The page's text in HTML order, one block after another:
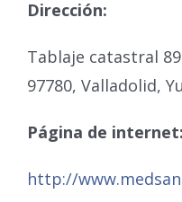
Dirección:
Tablaje catastral
97780, Valladolid,
Página de internet:
http://